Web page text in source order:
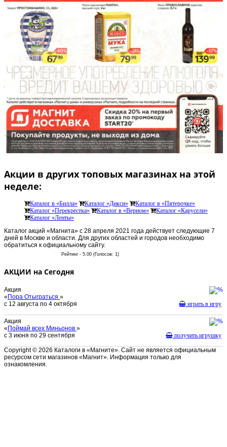
Акции в других топовых магазинах на этой
неделе:
Каталог в «Билла» Каталог «Дикси»
Каталог в «Пятерочке»
Каталог «Перекрестка»
Каталог в «Верном»
Каталог «Карусели»
Каталог «Ленты»
Каталог акций «Магнита» с 28 апреля 2021 года действует следующие 7
дней в Москве и области. Для других областей и городов необходимо
обратиться к официальному сайту.
Рейтинг - 5.00 (Голосов: 1)
АКЦИИ на Сегодня
Акция
« Пора Отыграться »
с 12 августа по 4 октября
играть в игру
Акция
« Поймай всех Миньонов »
с 3 июня по 29 сентября
получить игрушку
Copyright © 2026 Каталоги в «Магните». Сайт не является официальным
ресурсом сети магазинов «Магнит». Информация только для
ознакомления.